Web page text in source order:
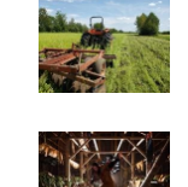
En famille